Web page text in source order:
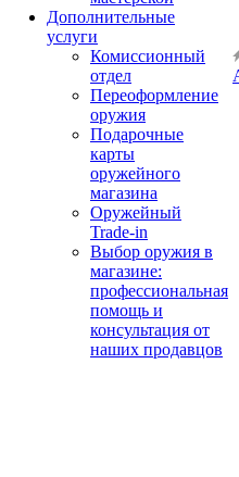
Дополнительные
услуги
Комиссионный
отдел
Переоформление
оружия
Подарочные
карты
оружейного
магазина
Оружейный
Trade-in
Выбор оружия в
магазине:
профессиональная
помощь и
консультация от
наших продавцов